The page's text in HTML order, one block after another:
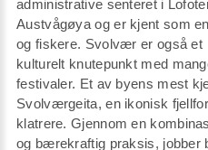
administrative senteret i
Austvågøya og er kjent som
og fiskere. Svolvær er også et
kulturelt knutepunkt med
festivaler. Et av byens mest
Svolværgeita, en ikonisk
klatrere. Gjennom en
og bærekraftig praksis, jobber